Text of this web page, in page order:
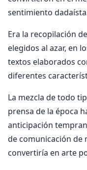
sentimiento
Era la recopilación
elegidos al azar, en
textos elaborados
diferentes
La mezcla de todo
prensa de la época
anticipación
de comunicación de
convertiría en arte